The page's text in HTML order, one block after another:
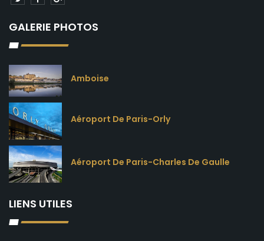
GALERIE PHOTOS
Amboise
Aéroport De Paris-Orly
Aéroport De Paris-Charles De Gaulle
LIENS UTILES